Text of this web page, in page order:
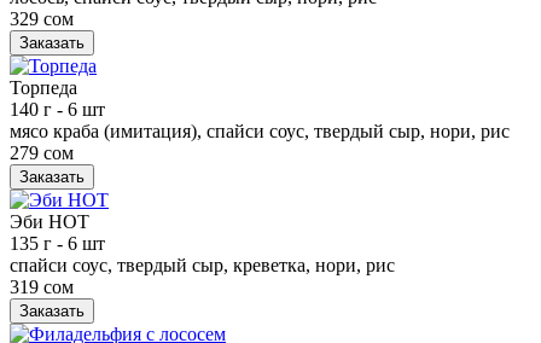
329 сом
Заказать
Торпеда
140 г - 6 шт
мясо краба (имитация), спайси соус, твердый сыр, нори, рис
279 сом
Заказать
Эби НОТ
135 г - 6 шт
спайси соус, твердый сыр, креветка, нори, рис
319 сом
Заказать